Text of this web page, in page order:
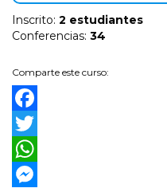
Inscrito: 2 estudiantes
Conferencias: 34
Comparte este curso:
Facebook
Twitter
WhatsApp